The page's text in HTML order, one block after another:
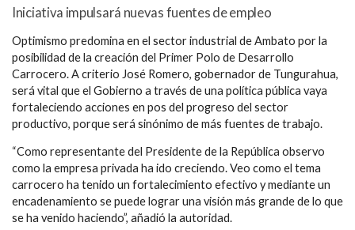
Iniciativa impulsará nuevas fuentes de empleo
Optimismo predomina en el sector industrial de Ambato por la
posibilidad de la creación del Primer Polo de Desarrollo
Carrocero. A criterio José Romero, gobernador de Tungurahua,
será vital que el Gobierno a través de una política pública vaya
fortaleciendo acciones en pos del progreso del sector
productivo, porque será sinónimo de más fuentes de trabajo.
“Como representante del Presidente de la República observo
como la empresa privada ha ido creciendo. Veo como el tema
carrocero ha tenido un fortalecimiento efectivo y mediante un
encadenamiento se puede lograr una visión más grande de lo que
se ha venido haciendo”, añadió la autoridad.